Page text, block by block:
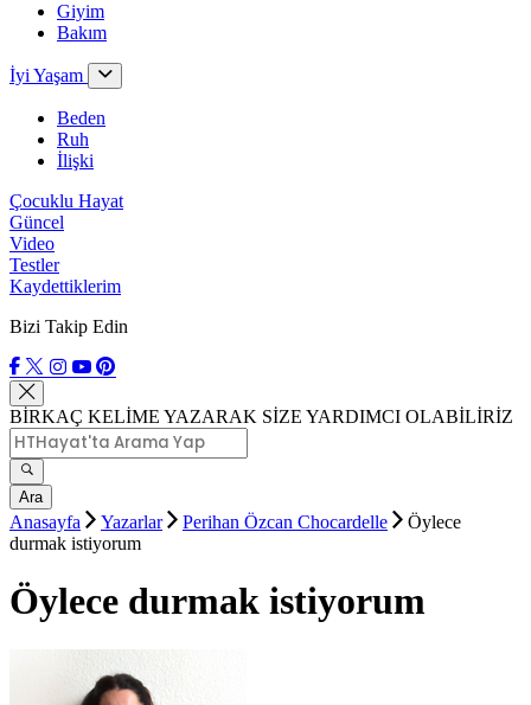
Giyim
Bakım
İyi Yaşam
Beden
Ruh
İlişki
Çocuklu Hayat
Güncel
Video
Testler
Kaydettiklerim
Bizi Takip Edin
BİRKAÇ KELİME YAZARAK SİZE YARDIMCI OLABİLİRİZ
Ara
Anasayfa Yazarlar Perihan Özcan Chocardelle
Öylece
durmak istiyorum
Öylece durmak istiyorum